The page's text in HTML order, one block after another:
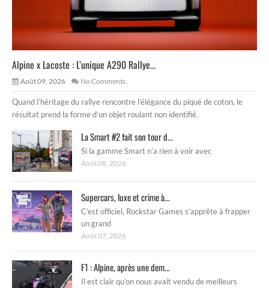
Alpine x Lacoste : L’unique A290 Rallye...
Août 09, 2026 No Comments
Quand l’héritage du rallye rencontre l’élégance du piqué de coton, le
résultat prend la forme d’un objet roulant non identifié.
La Smart #2 fait son tour d...
Si la gamme Smart n’a rien à voir avec
Août 08, 2026
Supercars, luxe et crime à...
C’est officiel, Rockstar Games s’apprête à frapper
un grand
Août 07, 2026
F1 : Alpine, après une dem...
Il est clair qu’on nous avait vendu de meilleurs